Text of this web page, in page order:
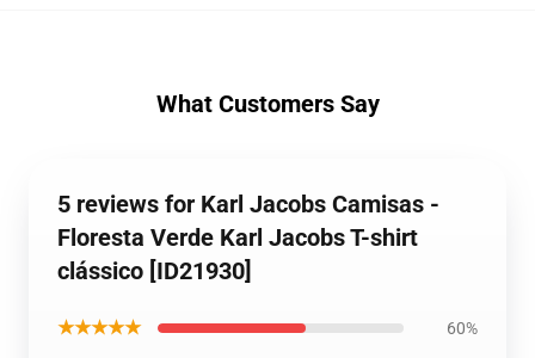
What Customers Say
5 reviews for Karl Jacobs Camisas -
Floresta Verde Karl Jacobs T-shirt
clássico [ID21930]
★★★★★ 60%